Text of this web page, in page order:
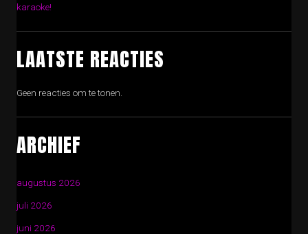
karaoke!
LAATSTE REACTIES
Geen reacties om te tonen.
ARCHIEF
augustus 2026
juli 2026
juni 2026